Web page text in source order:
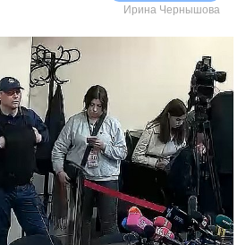
Ирина Чернышова